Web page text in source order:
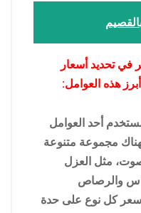
في تحديد أسعار
هذه العوامل:
أحد العوامل
مجموعة متنوعة
مثل العزل
والرصاص
سعر كل نوع على حدة